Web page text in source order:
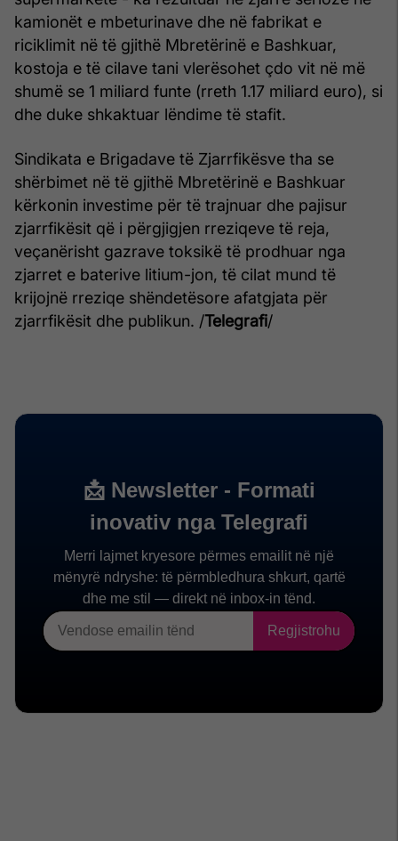
kamionët e mbeturinave dhe në fabrikat e
riciklimit në të gjithë Mbretërinë e Bashkuar,
kostoja e të cilave tani vlerësohet çdo vit në më
shumë se 1 miliard funte (rreth 1.17 miliard euro), si
dhe duke shkaktuar lëndime të stafit.
Sindikata e Brigadave të Zjarrfikësve tha se
shërbimet në të gjithë Mbretërinë e Bashkuar
kërkonin investime për të trajnuar dhe pajisur
zjarrfikësit që i përgjigjen rreziqeve të reja,
veçanërisht gazrave toksikë të prodhuar nga
zjarret e baterive litium-jon, të cilat mund të
krijojnë rreziqe shëndetësore afatgjata për
zjarrfikësit dhe publikun. /Telegrafi/